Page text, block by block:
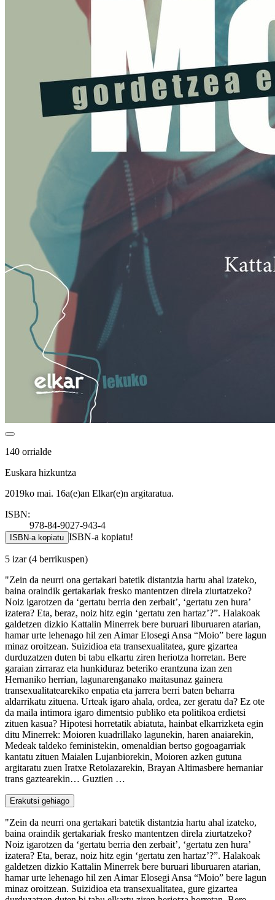
140 orrialde
Euskara hizkuntza
2019ko mai. 16a(e)an Elkar(e)n argitaratua.
ISBN:
978-84-9027-943-4
ISBN-a kopiatu ISBN-a kopiatu!
5 izar(4 berrikuspen)
"Zein da neurri ona gertakari batetik distantzia hartu ahal izateko,
baina oraindik gertakariak fresko mantentzen direla ziurtatzeko?
Noiz igarotzen da ‘gertatu berria den zerbait’, ‘gertatu zen hura’
izatera? Eta, beraz, noiz hitz egin ‘gertatu zen hartaz’?”. Halakoak
galdetzen dizkio Kattalin Minerrek bere buruari liburuaren atarian,
hamar urte lehenago hil zen Aimar Elosegi Ansa “Moio” bere lagun
minaz oroitzean. Suizidioa eta transexualitatea, gure gizartea
durduzatzen duten bi tabu elkartu ziren heriotza horretan. Bere
garaian zirraraz eta hunkiduraz beteriko erantzuna izan zen
Hernaniko herrian, lagunarenganako maitasunaz gainera
transexualitatearekiko enpatia eta jarrera berri baten beharra
aldarrikatu zituena. Urteak igaro ahala, ordea, zer geratu da? Ez ote
da maila intimora igaro dimentsio publiko eta politikoa erdietsi
zituen kasua? Hipotesi horretatik abiatuta, hainbat elkarrizketa egin
ditu Minerrek: Moioren kuadrillako lagunekin, haren anaiarekin,
Medeak taldeko feministekin, omenaldian bertso gogoagarriak
kantatu zituen Maialen Lujanbiorekin, Moioren azken gutuna
argitaratu zuen Iratxe Retolazarekin, Brayan Altimasbere hernaniar
trans gaztearekin… Guztien …
Erakutsi gehiago
"Zein da neurri ona gertakari batetik distantzia hartu ahal izateko,
baina oraindik gertakariak fresko mantentzen direla ziurtatzeko?
Noiz igarotzen da ‘gertatu berria den zerbait’, ‘gertatu zen hura’
izatera? Eta, beraz, noiz hitz egin ‘gertatu zen hartaz’?”. Halakoak
galdetzen dizkio Kattalin Minerrek bere buruari liburuaren atarian,
hamar urte lehenago hil zen Aimar Elosegi Ansa “Moio” bere lagun
minaz oroitzean. Suizidioa eta transexualitatea, gure gizartea